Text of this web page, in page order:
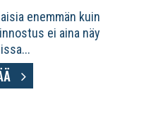
enemmän kuin
ei aina näy